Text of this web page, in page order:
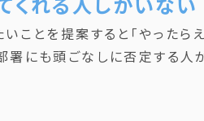
ことを提案すると「やったら
署にも頭ごなしに否定する